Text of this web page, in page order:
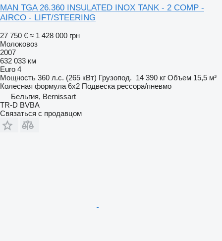
MAN TGA 26.360 INSULATED INOX TANK - 2 COMP -
AIRCO - LIFT/STEERING
27 750 € ≈ 1 428 000 грн
Молоковоз
2007
632 033 км
Euro 4
Мощность 360 л.с. (265 кВт) Грузопод. 14 390 кг Объем 15,5 м³
Колесная формула 6x2 Подвеска рессора/пневмо
Бельгия, Bernissart
TR-D BVBA
Связаться с продавцом